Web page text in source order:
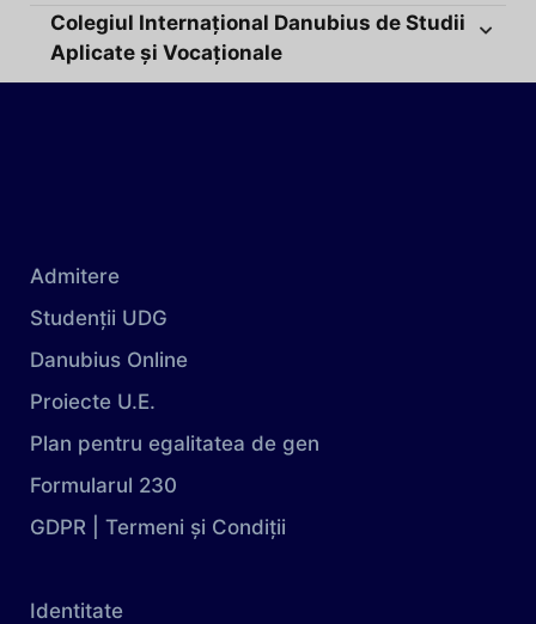
Colegiul Internațional Danubius de Studii
Aplicate și Vocaționale
Admitere
Studenții UDG
Danubius Online
Proiecte U.E.
Plan pentru egalitatea de gen
Formularul 230
GDPR | Termeni și Condiții
Identitate